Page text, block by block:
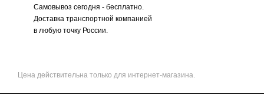
Самовывоз сегодня - бесплатно.
Доставка транспортной компанией
в любую точку России.
Цена действительна только для интернет-магазина.